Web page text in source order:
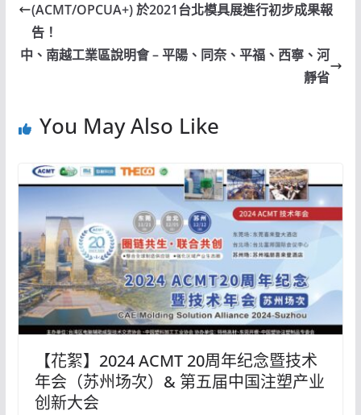
(ACMT/OPCUA+) 於2021台北模具展進行初步成果報
告！
中、南越工業區說明會 – 平陽、同奈、平福、西寧、河
靜省
You May Also Like
【花絮】2024 ACMT 20周年纪念暨技术
年会（苏州场次）& 第五届中国注塑产业
创新大会